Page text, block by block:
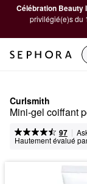
Célébration Beauty
privilégié(e)s du
Curlsmith
Mini-gel coiffant
97 |
Hautement évalué